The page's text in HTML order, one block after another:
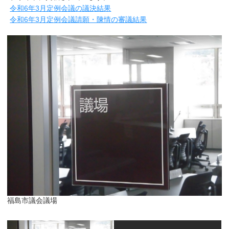
令和6年3月定例会議の議決結果
令和6年3月定例会議請願・陳情の審議結果
福島市議会議場